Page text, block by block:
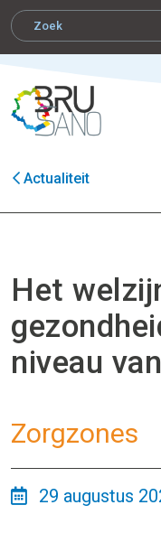
Actualiteit
Het
niveau
Zorgzones
29 augustus